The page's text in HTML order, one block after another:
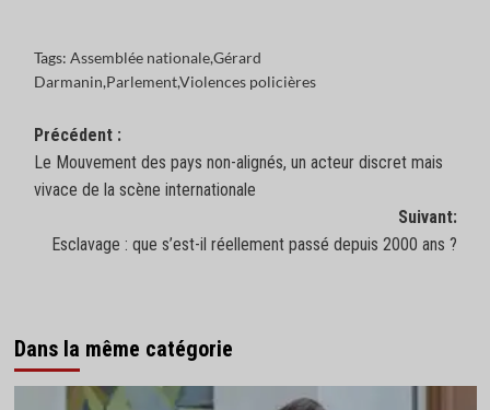
Tags: Assemblée nationale,Gérard
Darmanin,Parlement,Violences policières
Navigation
d’article
Précédent :
Le Mouvement des pays non-alignés, un acteur discret mais
vivace de la scène internationale
Suivant:
Esclavage : que s’est-il réellement passé depuis 2000 ans ?
Dans la même catégorie